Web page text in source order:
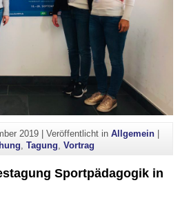
2019| Veröffentlicht in Allgemein|
Tagung Vortrag
Sportpädagogik in